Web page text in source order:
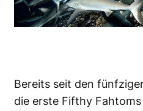
Bereits seit den
die erste Fifthy